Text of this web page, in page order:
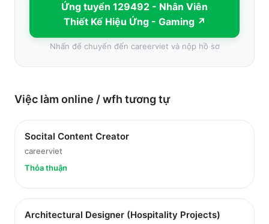
Ứng tuyển 129492 - Nhân Viên
Thiết Kế Hiệu Ứng - Gaming↗
Nhấn để chuyển đến careerviet và nộp hồ sơ
Việc làm online / wfh tương tự
Socital Content Creator
careerviet
Thỏa thuận
Architectural Designer (Hospitality Projects)